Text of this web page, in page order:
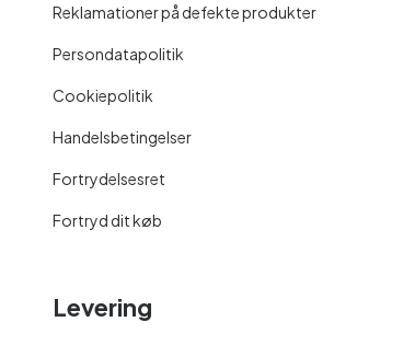
Reklamationer på defekte produkter
Persondatapolitik
Cookiepolitik
Handelsbetingelser
Fortrydelsesret
Fortryd dit køb
Levering